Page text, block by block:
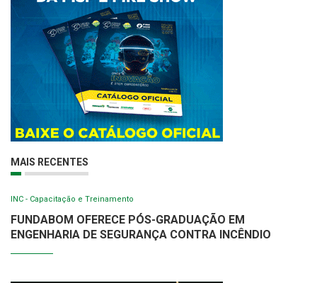
MAIS RECENTES
INC - Capacitação e Treinamento
FUNDABOM OFERECE PÓS-GRADUAÇÃO EM
ENGENHARIA DE SEGURANÇA CONTRA INCÊNDIO